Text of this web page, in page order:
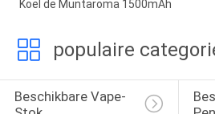
Koel de Muntaroma 1500mAh
populaire
Beschikbare Vape-